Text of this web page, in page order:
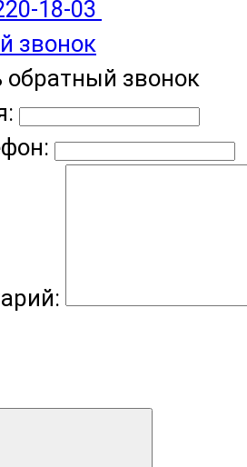
18-03
звонок
обратный звонок